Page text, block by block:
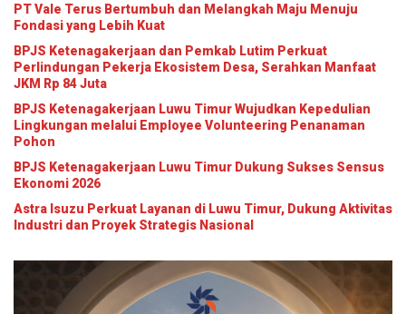
PT Vale Terus Bertumbuh dan Melangkah Maju Menuju
Fondasi yang Lebih Kuat
BPJS Ketenagakerjaan dan Pemkab Lutim Perkuat
Perlindungan Pekerja Ekosistem Desa, Serahkan Manfaat
JKM Rp 84 Juta
BPJS Ketenagakerjaan Luwu Timur Wujudkan Kepedulian
Lingkungan melalui Employee Volunteering Penanaman
Pohon
BPJS Ketenagakerjaan Luwu Timur Dukung Sukses Sensus
Ekonomi 2026
Astra Isuzu Perkuat Layanan di Luwu Timur, Dukung Aktivitas
Industri dan Proyek Strategis Nasional